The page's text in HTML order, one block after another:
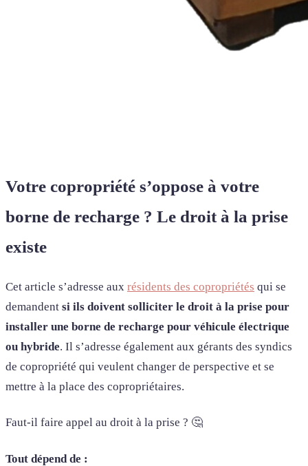
Votre copropriété s’oppose à votre
borne de recharge ? Le droit à la prise
existe
Cet article s’adresse aux résidents des copropriétés qui se
demandent si ils doivent solliciter le droit à la prise pour
installer une borne de recharge pour véhicule électrique
ou hybride. Il s’adresse également aux gérants des syndics
de copropriété qui veulent changer de perspective et se
mettre à la place des copropriétaires.
Faut-il faire appel au droit à la prise ? 🤔
Tout dépend de :